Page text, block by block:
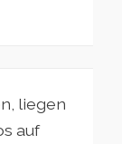
liegen
auf